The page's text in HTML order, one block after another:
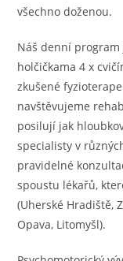
všechno doženou.
Náš denní program
holčičkama 4 x
zkušené
navštěvujeme
posilují jak
specialisty v
pravidelné
spoustu lékařů,
(Uherské Hradiště,
Opava, Litomyšl).